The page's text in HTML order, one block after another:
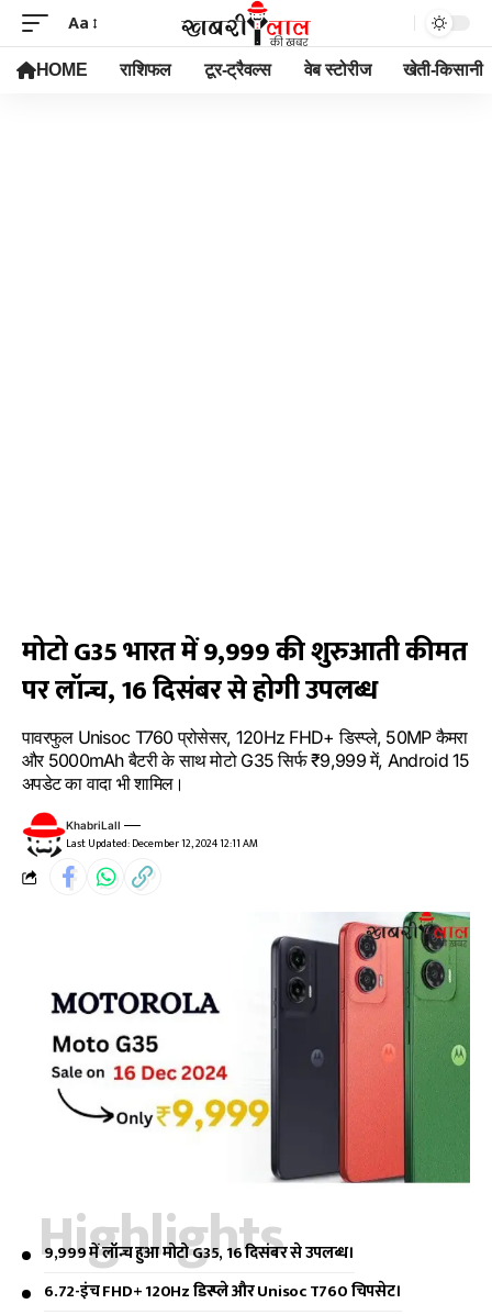
Aa
HOME राशिफल टूर-ट्रैवल्स वेब स्टोरीज खेती-किसानी
मोटो G35 भारत में ₹9,999 की शुरुआती कीमत
पर लॉन्च, 16 दिसंबर से होगी उपलब्ध
पावरफुल Unisoc T760 प्रोसेसर, 120Hz FHD+ डिस्प्ले, 50MP कैमरा
और 5000mAh बैटरी के साथ मोटो G35 सिर्फ ₹9,999 में, Android 15
अपडेट का वादा भी शामिल।
Last Updated: December 12, 2024 12:11 AM
KhabriLall
Highlights
₹9,999 में लॉन्च हुआ मोटो G35, 16 दिसंबर से उपलब्ध।
6.72-इंच FHD+ 120Hz डिस्प्ले और Unisoc T760 चिपसेट।